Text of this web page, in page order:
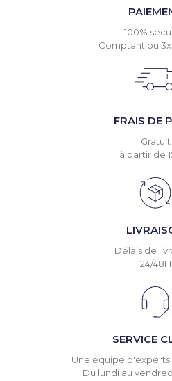
100%
Comptant ou 3x
FRAIS DE
Gratuit
à partir de
Délais de
24/48H
SERVICE
Une équipe
Du lundi au